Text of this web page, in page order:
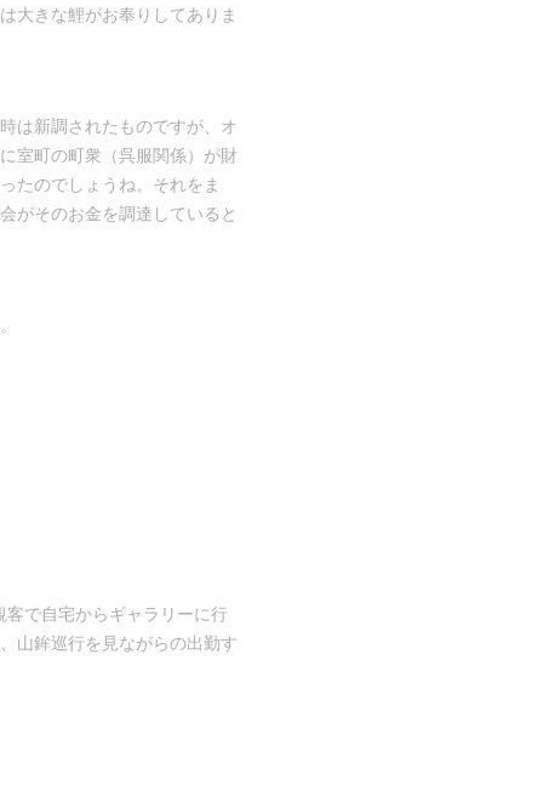
大きな鯉がお奉りしてありま
は新調されたものですが、オ
室町の町衆（呉服関係）が財
たのでしょうね。それをま
がそのお金を調達していると
で自宅からギャラリーに行
山鉾巡行を見ながらの出勤す